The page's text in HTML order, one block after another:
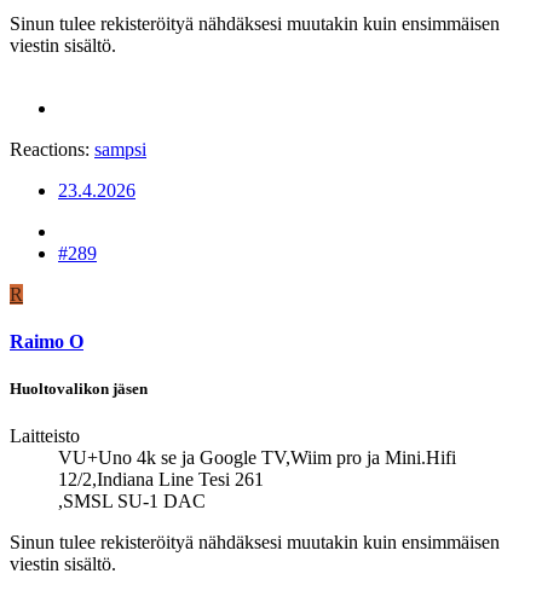
Sinun tulee rekisteröityä nähdäksesi muutakin kuin ensimmäisen
viestin sisältö.
Reactions: sampsi
23.4.2026
#289
R
Raimo O
Huoltovalikon jäsen
Laitteisto
VU+Uno 4k se ja Google TV,Wiim pro ja Mini.Hifi
12/2,Indiana Line Tesi 261
,SMSL SU-1 DAC
Sinun tulee rekisteröityä nähdäksesi muutakin kuin ensimmäisen
viestin sisältö.